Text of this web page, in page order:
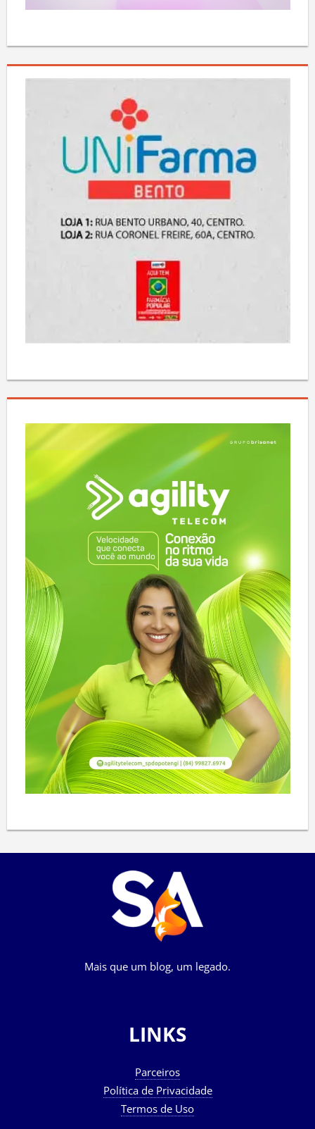
Mais que um blog, um legado.
LINKS
Parceiros
Política de Privacidade
Termos de Uso